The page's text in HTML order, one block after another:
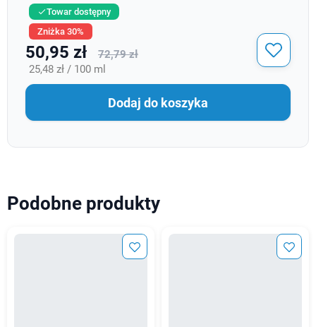
Towar dostępny
Zniżka 30%
50,95 zł
72,79 zł
25,48 zł / 100 ml
Dodaj do koszyka
Podobne produkty